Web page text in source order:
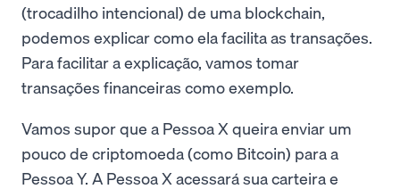
(trocadilho intencional) de uma blockchain,
podemos explicar como ela facilita as transações.
Para facilitar a explicação, vamos tomar
transações financeiras como exemplo.
Vamos supor que a Pessoa X queira enviar um
pouco de criptomoeda (como Bitcoin) para a
Pessoa Y. A Pessoa X acessará sua carteira e